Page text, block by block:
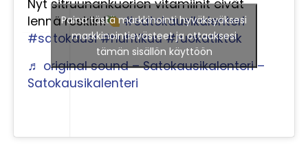
Nyt sitruunankuorien vitamiinit eivät
lennä roskiin!
#satokausikalenteri
#satokausi #huhtikuu #ruokatiktok
♬ original sound – Satokausikalenteri –
Satokausikalenteri
Paina tästä markkinointi hyväksyäksesi
markkinointievästeet ja ottaaksesi
tämän sisällön käyttöön